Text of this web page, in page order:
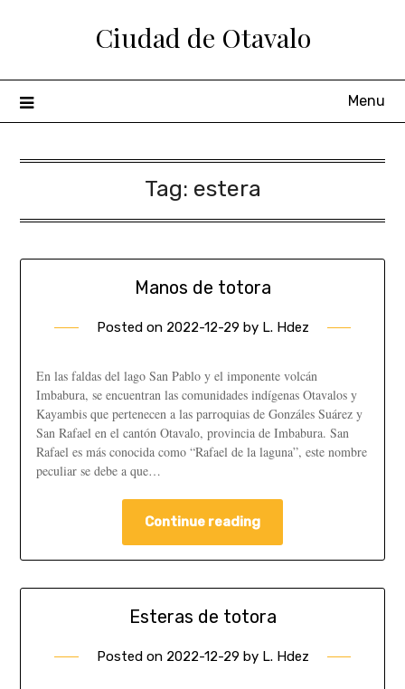
Ciudad de Otavalo
Menu
Tag: estera
Manos de totora
Posted on 2022-12-29 by L. Hdez
En las faldas del lago San Pablo y el imponente volcán
Imbabura, se encuentran las comunidades indígenas Otavalos y
Kayambis que pertenecen a las parroquias de Gonzáles Suárez y
San Rafael en el cantón Otavalo, provincia de Imbabura. San
Rafael es más conocida como “Rafael de la laguna”, este nombre
peculiar se debe a que…
Continue reading
Esteras de totora
Posted on 2022-12-29 by L. Hdez